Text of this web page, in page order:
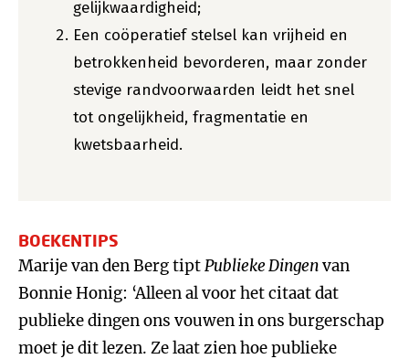
gelijkwaardigheid;
Een coöperatief stelsel kan vrijheid en
betrokkenheid bevorderen, maar zonder
stevige randvoorwaarden leidt het snel
tot ongelijkheid, fragmentatie en
kwetsbaarheid.
BOEKENTIPS
Marije van den Berg tiptPublieke Dingenvan
Bonnie Honig: ‘Alleen al voor het citaat dat
publieke dingen ons vouwen in ons burgerschap
moet je dit lezen. Ze laat zien hoe publieke